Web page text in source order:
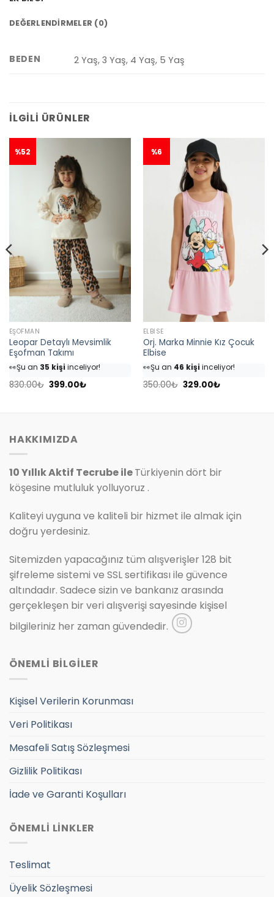
DEĞERLENDIRMELER (0)
BEDEN 2 Yaş, 3 Yaş, 4 Yaş, 5 Yaş
İLGILI ÜRÜNLER
%52
EŞOFMAN
Leopar Detaylı Mevsimlik
Eşofman Takımı
👀Şu an35 kişiinceliyor!
⭐️Bu ürünü 40 kişifavoriledi!
🛒18 kişisepetine ekledi!
830.00₺ Orijinal
399.00₺Şu
%6
ELBISE
Orj. Marka Minnie Kız Çocuk
Elbise
👀Şu an
⭐️Bu ürünü54 kişifavoriledi!
🛒25 kişisepetine ekledi!
350.00₺ Orijinal
329.00₺Şu
HAKKIMIZDA
10 Yıllık Aktif Tecrube ileTürkiyenin dört bir
köşesine mutluluk yolluyoruz .
Kaliteyi uyguna ve kaliteli bir hizmet ile almak için
doğru yerdesiniz.
Sitemizden yapacağınız tüm alışverişler 128 bit
şifreleme sistemi ve SSL sertifikası ile güvence
altındadır. Sadece sizin ve bankanız arasında
gerçekleşen bir veri alışverişi sayesinde kişisel
bilgileriniz her zaman güvendedir.
ÖNEMLİ BİLGİLER
Kişisel Verilerin Korunması
Veri Politikası
Mesafeli Satış Sözleşmesi
Gizlilik Politikası
İade ve Garanti Koşulları
ÖNEMLİ LİNKLER
Teslimat
Üyelik Sözleşmesi